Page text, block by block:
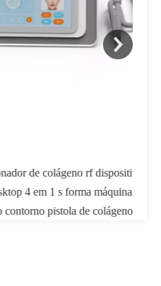
colágeno rf dispositivo
1 s forma máquina de
pistola de colágeno